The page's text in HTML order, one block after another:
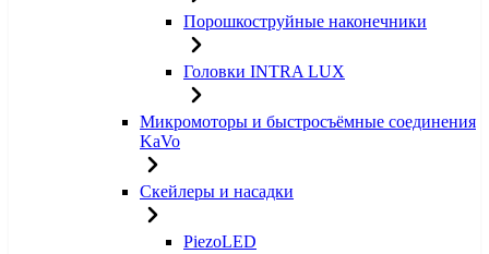
Порошкоструйные наконечники
Головки INTRA LUX
Микромоторы и быстросъёмные соединения
KaVo
Скейлеры и насадки
PiezoLED